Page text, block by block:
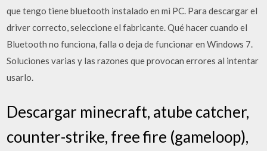
que tengo tiene bluetooth instalado en mi PC. Para descargar el
driver correcto, seleccione el fabricante. Qué hacer cuando el
Bluetooth no funciona, falla o deja de funcionar en Windows 7.
Soluciones varias y las razones que provocan errores al intentar
usarlo.
Descargar minecraft, atube catcher,
counter-strike, free fire (gameloop),